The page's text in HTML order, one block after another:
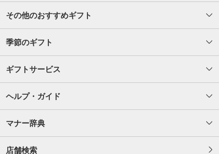
その他のおすすめギフト
季節のギフト
ギフトサービス
ヘルプ・ガイド
マナー辞典
店舗検索